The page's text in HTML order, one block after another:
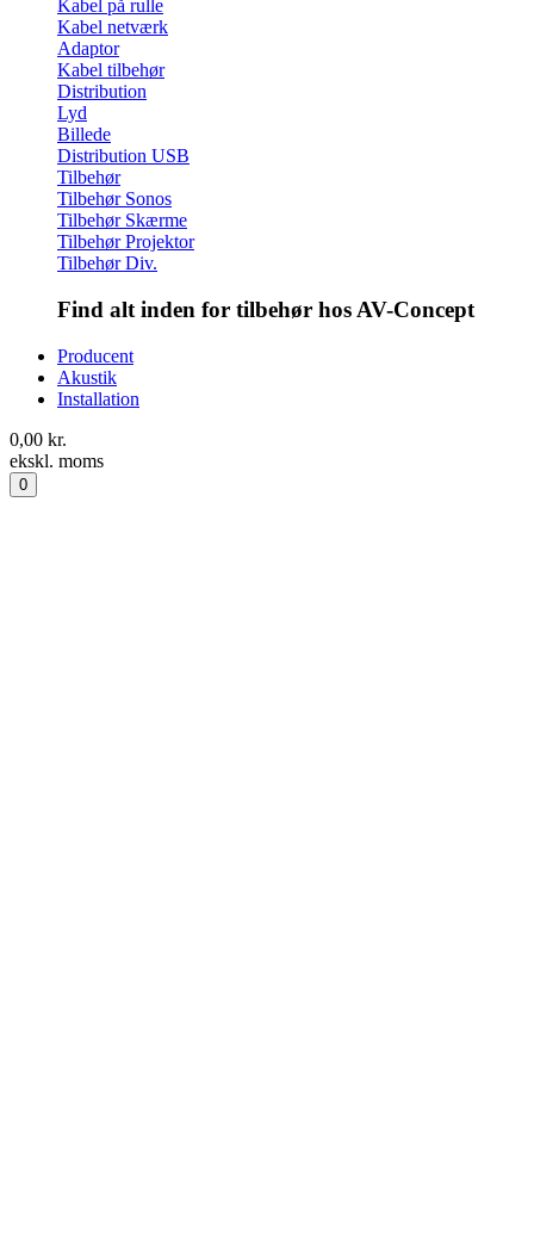
Kabel på rulle
Kabel netværk
Adaptor
Kabel tilbehør
Distribution
Lyd
Billede
Distribution USB
Tilbehør
Tilbehør Sonos
Tilbehør Skærme
Tilbehør Projektor
Tilbehør Div.
Find alt inden for tilbehør hos AV-Concept
Producent
Akustik
Installation
0,00 kr.
ekskl. moms
0